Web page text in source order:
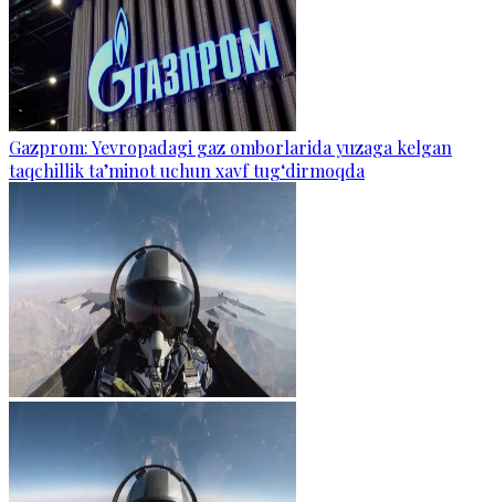
Gazprom: Yevropadagi gaz omborlarida yuzaga kelgan
taqchillik ta’minot uchun xavf tug‘dirmoqda